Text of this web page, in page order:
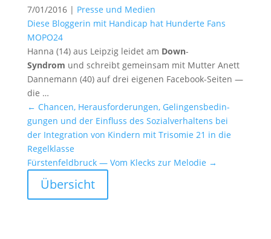
7/01/2016| Presse und Medien
Diese Bloggerin mit Handicap hat Hunderte Fans
MOPO24
Hanna (14) aus Leipzig leidet am Down-
Syndrom und schreibt gemeinsam mit Mutter Anett
Danne­mann (40) auf drei eigenen Facebook-Seiten —
die …
← Chancen, Heraus­for­de­rungen, Gelin­gens­be­din­
gungen und der Einfluss des Sozial­ver­hal­tens bei
der Integra­tion von Kindern mit Trisomie 21 in die
Regel­klasse
Fürsten­feld­bruck — Vom Klecks zur Melodie →
Übersicht